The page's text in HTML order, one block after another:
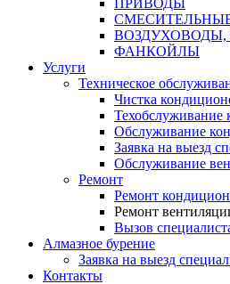
ПРИВОДЫ
ФАНКОЙЛЫ
Услуги
Техническое
Чистка
Техобслуживание
Обслуживание
Заявка на выезд
Обслуживание
Ремонт
Ремонт
Ремонт
Вызов
Алмазное бурение
Заявка на выезд
Контакты